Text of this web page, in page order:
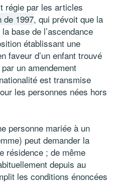
régie par les articles
de 1997, qui prévoit que la
base de l’ascendance
établissant une
faveur d’un enfant trouvé
un amendement
est transmise
les personnes nées hors
personne mariée à un
peut demander la
résidence ; de même
depuis au
les conditions énoncées